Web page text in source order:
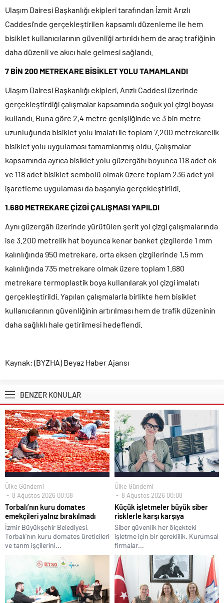
Ulaşım Dairesi Başkanlığı ekipleri tarafından İzmit Arızlı
Caddesi’nde gerçekleştirilen kapsamlı düzenleme ile hem
bisiklet kullanıcılarının güvenliği artırıldı hem de araç trafiğinin
daha düzenli ve akıcı hale gelmesi sağlandı.
7 BİN 200 METREKARE BİSİKLET YOLU TAMAMLANDI
Ulaşım Dairesi Başkanlığı ekipleri, Arızlı Caddesi üzerinde
gerçekleştirdiği çalışmalar kapsamında soğuk yol çizgi boyası
kullandı. Buna göre 2,4 metre genişliğinde ve 3 bin metre
uzunluğunda bisiklet yolu imalatı ile toplam 7.200 metrekarelik
bisiklet yolu uygulaması tamamlanmış oldu. Çalışmalar
kapsamında ayrıca bisiklet yolu güzergâhı boyunca 118 adet ok
ve 118 adet bisiklet sembolü olmak üzere toplam 236 adet yol
işaretleme uygulaması da başarıyla gerçekleştirildi.
1.680 METREKARE ÇİZGİ ÇALIŞMASI YAPILDI
Aynı güzergâh üzerinde yürütülen şerit yol çizgi çalışmalarında
ise 3.200 metrelik hat boyunca kenar banket çizgilerde 1 mm
kalınlığında 950 metrekare, orta eksen çizgilerinde 1,5 mm
kalınlığında 735 metrekare olmak üzere toplam 1.680
metrekare termoplastik boya kullanılarak yol çizgi imalatı
gerçekleştirildi. Yapılan çalışmalarla birlikte hem bisiklet
kullanıcılarının güvenliğinin artırılması hem de trafik düzeninin
daha sağlıklı hale getirilmesi hedeflendi.
Kaynak: (BYZHA) Beyaz Haber Ajansı
BENZER KONULAR
Ülke Gündemi
8 Ağustos 2026 00:08
Torbalı’nın kuru domates
emekçileri yalnız bırakılmadı
İzmir Büyükşehir Belediyesi,
Torbalı’nın kuru domates üreticileri
ve tarım işçilerini...
Ülke Gündemi
8 Ağustos 2026 00:08
Küçük işletmeler büyük siber
risklerle karşı karşıya
Siber güvenlik her ölçekteki
işletme için bir gereklilik. Kurumsal
firmalar...